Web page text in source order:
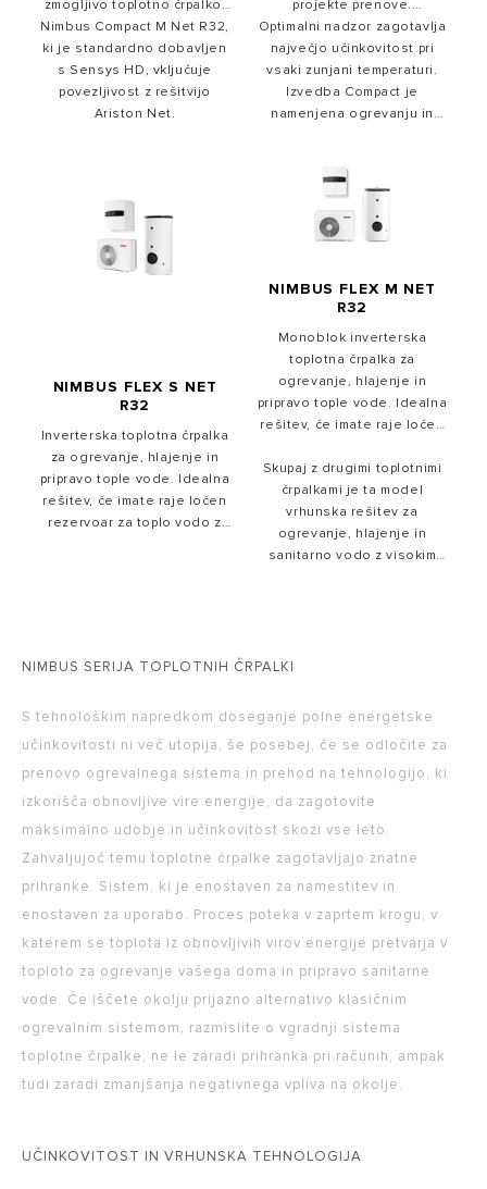
zmogljivo toplotno črpalko,
hidravlično povezano s
trojnim servisnim stebrom, ki
vključuje popolnoma
opremljen hidravlični modul
in 180-litrski rezervoar za
Nimbus Compact M Net R32,
ki je standardno dobavljen
s Sensys HD, vključuje
povezljivost z rešitvijo
Ariston Net.
projekte prenove.
Sestavljen je iz visoko
zmogljive toplotne črpalke,
povezane s hladilnim
priključkom, in trojnega
servisnega stebra, ki
Paket vsebuje tudi 180 l
rezervoar za toplo vodo.
Standardno je dobavljen s
Sensys HD in vam omogoča,
udobju z aplikacijo Ariston
NET.
Optimalni nadzor zagotavlja
največjo učinkovitost pri
vsaki zunjani temperaturi.
Izvedba Compact je
namenjena ogrevanju in
integriranem bojlerju.
NIMBUS FLEX S NET
R32
Inverterska toplotna črpalka
za ogrevanje, hlajenje in
pripravo tople vode. Idealna
rešitev, če imate raje ločen
rezervoar za toplo vodo z
izkoristkom in majhnim
NIMBUS FLEX M NET
R32
Monoblok inverterska
toplotna črpalka za
ogrevanje, hlajenje in
pripravo tople vode. Idealna
rešitev, če imate raje ločen
nastavljivo prostornino.
Skupaj z drugimi toplotnimi
črpalkami je ta model
vrhunska rešitev za
ogrevanje, hlajenje in
sanitarno vodo z visokim
NIMBUS SERIJA TOPLOTNIH ČRPALKI
S tehnološkim napredkom doseganje polne energetske
učinkovitosti ni več utopija, še posebej, če se odločite za
prenovo ogrevalnega sistema in prehod na tehnologijo, ki
izkorišča obnovljive vire energije, da zagotovite
maksimalno udobje in učinkovitost skozi vse leto.
Zahvaljujoč temu toplotne črpalke zagotavljajo znatne
prihranke. Sistem, ki je enostaven za namestitev in
enostaven za uporabo. Proces poteka v zaprtem krogu, v
katerem se toplota iz obnovljivih virov energije pretvarja v
toploto za ogrevanje vašega doma in pripravo sanitarne
vode. Če iščete okolju prijazno alternativo klasičnim
ogrevalnim sistemom, razmislite o vgradnji sistema
toplotne črpalke, ne le zaradi prihranka pri računih, ampak
tudi zaradi zmanjšanja negativnega vpliva na okolje.
UČINKOVITOST IN VRHUNSKA TEHNOLOGIJA